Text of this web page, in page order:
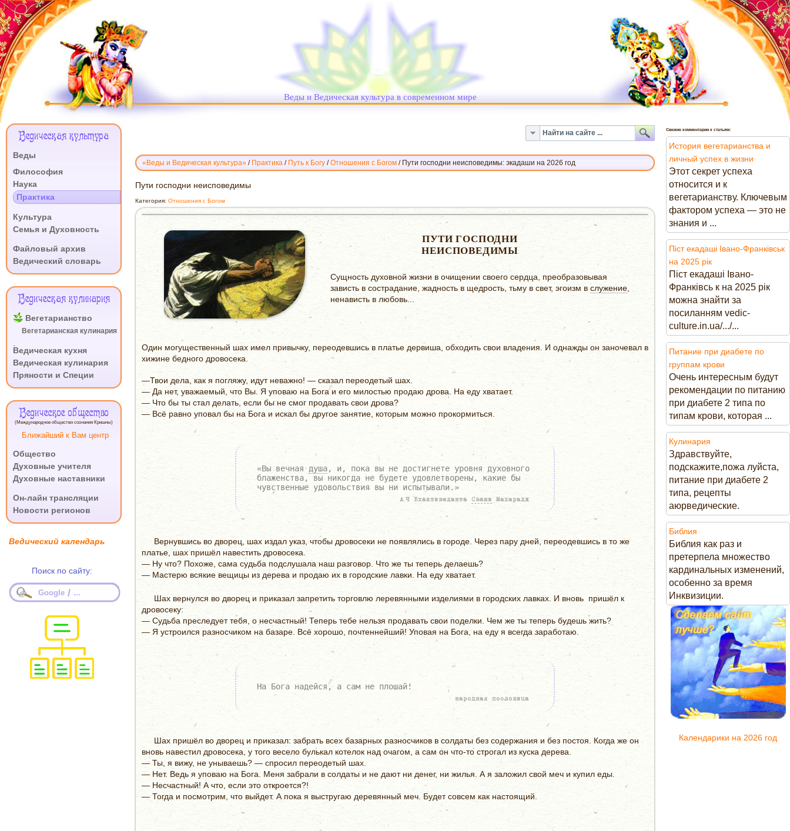
Веды и Ведическая культура в современном мире
«Веды и Ведическая культура» / Практика / Путь к Богу /Отношения с Богом / Пути господни неисповедимы: экадаши на 2026 год
ПУТИ
ГОСПОДНИ
НЕИСПОВЕДИМЫ
Пути господни неисповедимы
Категория: Отношения с Богом
ПУТИ ГОСПОДНИ
НЕИСПОВЕДИМЫ
Сущность духовной жизни в очищении своего сердца, преобразовывая
зависть в сострадание, жадность в щедрость, тьму в свет, эгоизм в служение,
ненависть в любовь...
Один могущественный шах имел привычку, переодевшись в платье дервиша, обходить свои владения. И однажды он заночевал в
хижине бедного дровосека.
—Твои дела, как я погляжу, идут неважно! — сказал переодетый шах.
— Да нет, уважаемый, что Вы. Я уповаю на Бога и его милостью продаю дрова. На еду хватает.
— Что бы ты стал делать, если бы не смог продавать свои дрова?
— Всё равно уповал бы на Бога и искал бы другое занятие, которым можно прокормиться.
«Вы вечная душа, и, пока вы не достигнете уровня духовного
блаженства, вы никогда не будете удовлетворены, какие бы
чувственные удовольствия вы ни испытывали.»
А.Ч БхактиведантаСвами Махарадж
Вернувшись во дворец, шах издал указ, чтобы дровосеки не появлялись в городе. Через пару дней, переодевшись в то же
платье, шах пришёл навестить дровосека.
— Ну что? Похоже, сама судьба подслушала наш разговор. Что же ты теперь делаешь?
— Мастерю всякие вещицы из дерева и продаю их в городские лавки. На еду хватает.
Шах вернулся во дворец и приказал запретить торговлю леревянными изделиями в городских лавках. И вновь пришёл к
дровосеку:
— Судьба преследует тебя, о несчастный! Теперь тебе нельзя продавать свои поделки. Чем же ты теперь будешь жить?
— Я устроился разносчиком на базаре. Всё хорошо, почтеннейший! Уповая на Бога, на еду я всегда заработаю.
На Бога надейся, а сам не плошай!
народная пословица
Шах пришёл во дворец и приказал: забрать всех базарных разносчиков в солдаты без содержания и без постоя. Когда же он
вновь навестил дровосека, у того весело булькал котелок над очагом, а сам он что-то строгал из куска дерева.
— Ты, я вижу, не унываешь? — спросил переодетый шах.
— Нет. Ведь я уповаю на Бога. Меня забрали в солдаты и не дают ни денег, ни жилья. А я заложил свой меч и купил еды.
— Несчастный! А что, если это откроется?!
— Тогда и посмотрим, что выйдет. А пока я выстругаю деревянный меч. Будет совсем как настоящий.
Меню
Ведическая культура
Веды
Философия
Наука
Практика
Культура
Семья и Духовность
Файловый архив
Ведический словарь
Ведическая кулинария
Вегетарианство
Вегетарианская кулинария
Ведическая кухня
Ведическая кулинария
Пряности и Специи
Ведическое общество
(Международное общество сознания Кришны)
Ближайший к Вам центр
Общество
Духовные учителя
Духовные наставники
Он-лайн трансляции
Новости регионов
Ведический календарь
Поиск по сайту:
Google / ...
Свежие комментарии к статьям:
История вегетарианства и
личный успех в жизни
Этот секрет успеха
относится и к
вегетарианству. Ключевым
фактором успеха — это не
знания и ...
Піст екадаші Івано-Франківськ
на 2025 рік
Піст екадаші Івано-
Франківсь к на 2025 рік
можна знайти за
посиланням vedic-
culture.in.ua/.../...
Питание при диабете по
группам крови
Очень интересным будут
рекомендации по питанию
при диабете 2 типа по
типам крови, которая ...
Кулинария
Здравствуйте,
подскажите,пожа луйста,
питание при диабете 2
типа, рецепты
аюрведические.
Библия
Библия как раз и
претерпела множество
кардинальных изменений,
особенно за время
Инквизиции.
Календарики на 2026 год